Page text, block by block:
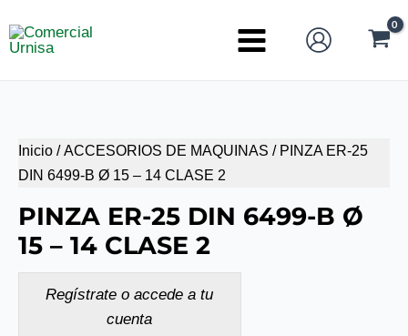
al
Main
Inicio /ACCESORIOS DE MAQUINAS / PINZA ER-25
DIN 6499-B Ø 15 – 14 CLASE 2
PINZA ER-25 DIN 6499-B Ø
15 – 14 CLASE 2
Regístrate o accede a tu
cuenta